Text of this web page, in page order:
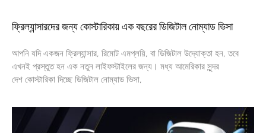
ফ্রিল্যান্সারদের জন্য কোস্টারিকায় এক বছরের ডিজিটাল নোম্যাড ভিসা
আপনি যদি একজন ফ্রিল্যান্সার, রিমোট এমপ্লয়ি, বা ডিজিটাল উদ্যোক্তা হন, তবে
এখনই প্রস্তুত হন এক নতুন লাইফস্টাইলের জন্য। মধ্য আমেরিকার সুন্দর
দেশ কোস্টারিকা দিচ্ছে ডিজিটাল নোম্যাড ভিসা,